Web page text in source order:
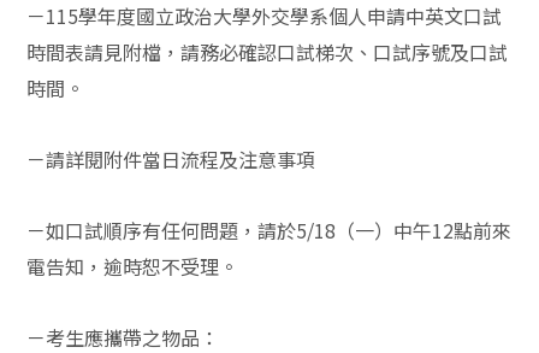
－115學年度國立政治大學外交學系個人申請中英文口試
時間表請見附檔，請務必確認口試梯次、口試序號及口試
時間。
－請詳閱附件當日流程及注意事項
－如口試順序有任何問題，請於5/18（一）中午12點前來
電告知，逾時恕不受理。
－考生應攜帶之物品：